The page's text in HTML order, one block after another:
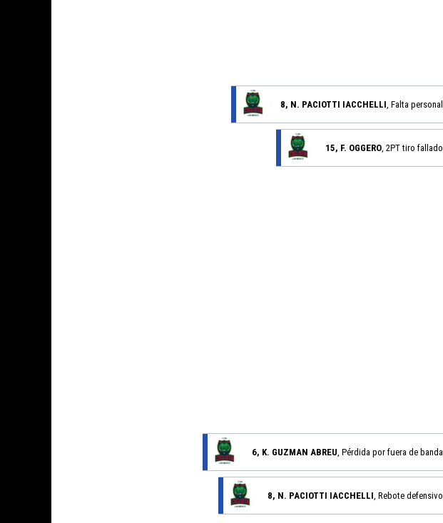
8, N. PACIOTTI IACCHELLI , Falta personal
15, F. OGGERO , 2PT tiro fallado
6, K. GUZMAN ABREU , Pérdida por fuera de banda
8, N. PACIOTTI IACCHELLI , Rebote defensivo